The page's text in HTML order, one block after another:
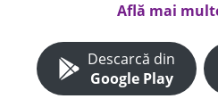
Află mai
Descarcă din
Google Play